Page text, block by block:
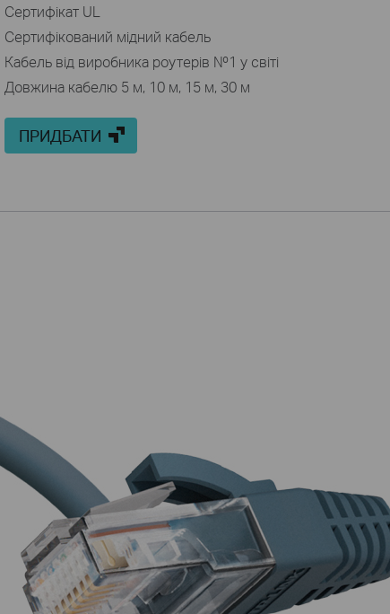
Cертифікат UL
Сертифікований мідний кабель
Кабель від виробника роутерів №1 у світі
Довжина кабелю 5 м, 10 м, 15 м, 30 м
ПРИДБАТИ